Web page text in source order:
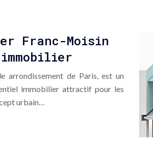
Franc-Moisin
arrondissement de Paris, est un
immobilier attractif pour les
urbain…